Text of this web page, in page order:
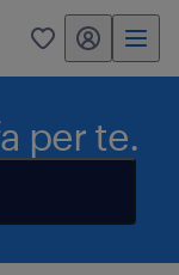
0 my randstad
per te.